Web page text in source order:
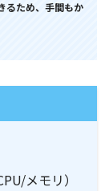
るため、手間もか
メモリ）